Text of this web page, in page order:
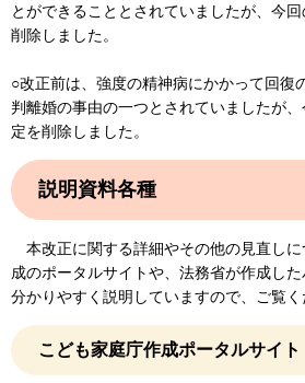
とができることとされていましたが、今
削除しました。
○改正前は、強度の精神病にかかって回復
判離婚の事由の一つとされていましたが
定を削除しました。
説明資料各種
本改正に関する詳細やその他の見直し
成のポータルサイトや、法務省が作成し
分かりやすく説明していますので、ご覧く
こども家庭庁作成ポータルサイト